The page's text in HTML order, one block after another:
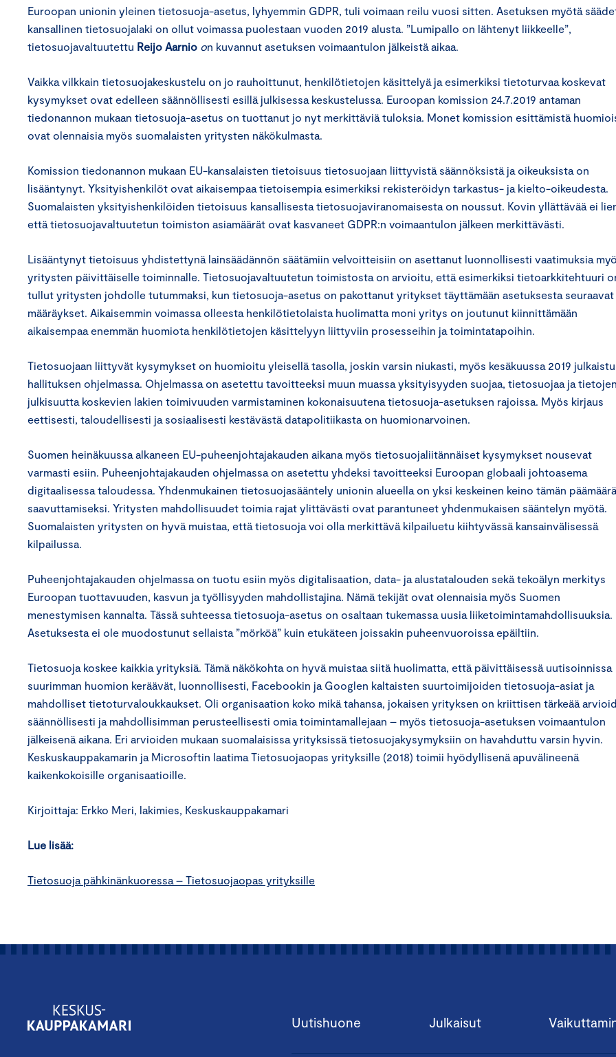
Euroopan unionin yleinen tietosuoja-asetus, lyhyemmin GDPR, tuli voimaan reilu vuosi sitten. Asetuksen myötä
kansallinen tietosuojalaki on ollut voimassa puolestaan vuoden 2019 alusta. ”Lumipallo on lähtenyt liikkeelle”,
tietosuojavaltuutettu Reijo Aarnio on kuvannut asetuksen voimaantulon jälkeistä aikaa.
Vaikka vilkkain tietosuojakeskustelu on jo rauhoittunut, henkilötietojen käsittelyä ja esimerkiksi tietoturvaa koskevat
kysymykset ovat edelleen säännöllisesti esillä julkisessa keskustelussa. Euroopan komission 24.7.2019 antaman
tiedonannon mukaan tietosuoja-asetus on tuottanut jo nyt merkittäviä tuloksia. Monet komission esittämistä
ovat olennaisia myös suomalaisten yritysten näkökulmasta.
Komission tiedonannon mukaan EU-kansalaisten tietoisuus tietosuojaan liittyvistä säännöksistä ja oikeuksista on
lisääntynyt. Yksityishenkilöt ovat aikaisempaa tietoisempia esimerkiksi rekisteröidyn tarkastus- ja kielto-oikeudesta.
Suomalaisten yksityishenkilöiden tietoisuus kansallisesta tietosuojaviranomaisesta on noussut. Kovin yllättävää ei
että tietosuojavaltuutetun toimiston asiamäärät ovat kasvaneet GDPR:n voimaantulon jälkeen merkittävästi.
Lisääntynyt tietoisuus yhdistettynä lainsäädännön säätämiin velvoitteisiin on asettanut luonnollisesti vaatimuksia
yritysten päivittäiselle toiminnalle. Tietosuojavaltuutetun toimistosta on arvioitu, että esimerkiksi tietoarkkitehtuuri
tullut yritysten johdolle tutummaksi, kun tietosuoja-asetus on pakottanut yritykset täyttämään asetuksesta seuraavat
määräykset. Aikaisemmin voimassa olleesta henkilötietolaista huolimatta moni yritys on joutunut kiinnittämään
aikaisempaa enemmän huomiota henkilötietojen käsittelyyn liittyviin prosesseihin ja toimintatapoihin.
Tietosuojaan liittyvät kysymykset on huomioitu yleisellä tasolla, joskin varsin niukasti, myös kesäkuussa 2019
hallituksen ohjelmassa. Ohjelmassa on asetettu tavoitteeksi muun muassa yksityisyyden suojaa, tietosuojaa ja tietojen
julkisuutta koskevien lakien toimivuuden varmistaminen kokonaisuutena tietosuoja-asetuksen rajoissa. Myös kirjaus
eettisesti, taloudellisesti ja sosiaalisesti kestävästä datapolitiikasta on huomionarvoinen.
Suomen heinäkuussa alkaneen EU-puheenjohtajakauden aikana myös tietosuojaliitännäiset kysymykset nousevat
varmasti esiin. Puheenjohtajakauden ohjelmassa on asetettu yhdeksi tavoitteeksi Euroopan globaali johtoasema
digitaalisessa taloudessa. Yhdenmukainen tietosuojasääntely unionin alueella on yksi keskeinen keino tämän
saavuttamiseksi. Yritysten mahdollisuudet toimia rajat ylittävästi ovat parantuneet yhdenmukaisen sääntelyn myötä.
Suomalaisten yritysten on hyvä muistaa, että tietosuoja voi olla merkittävä kilpailuetu kiihtyvässä kansainvälisessä
kilpailussa.
Puheenjohtajakauden ohjelmassa on tuotu esiin myös digitalisaation, data- ja alustatalouden sekä tekoälyn merkitys
Euroopan tuottavuuden, kasvun ja työllisyyden mahdollistajina. Nämä tekijät ovat olennaisia myös Suomen
menestymisen kannalta. Tässä suhteessa tietosuoja-asetus on osaltaan tukemassa uusia liiketoimintamahdollisuuksia.
Asetuksesta ei ole muodostunut sellaista ”mörköä” kuin etukäteen joissakin puheenvuoroissa epäiltiin.
Tietosuoja koskee kaikkia yrityksiä. Tämä näkökohta on hyvä muistaa siitä huolimatta, että päivittäisessä uutisoinnissa
suurimman huomion keräävät, luonnollisesti, Facebookin ja Googlen kaltaisten suurtoimijoiden tietosuoja-asiat ja
mahdolliset tietoturvaloukkaukset. Oli organisaation koko mikä tahansa, jokaisen yrityksen on kriittisen tärkeää
säännöllisesti ja mahdollisimman perusteellisesti omia toimintamallejaan – myös tietosuoja-asetuksen voimaantulon
jälkeisenä aikana. Eri arvioiden mukaan suomalaisissa yrityksissä tietosuojakysymyksiin on havahduttu varsin hyvin.
Keskuskauppakamarin ja Microsoftin laatima Tietosuojaopas yrityksille (2018) toimii hyödyllisenä apuvälineenä
kaikenkokoisille organisaatioille.
Kirjoittaja: Erkko Meri, lakimies, Keskuskauppakamari
Lue lisää:
Tietosuoja pähkinänkuoressa – Tietosuojaopas yrityksille
Uutishuone Julkaisut